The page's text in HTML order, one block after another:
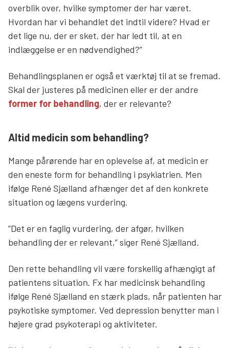
overblik over, hvilke symptomer der har været.
Hvordan har vi behandlet det indtil videre? Hvad er
det lige nu, der er sket, der har ledt til, at en
indlæggelse er en nødvendighed?”
Behandlingsplanen er også et værktøj til at se fremad.
Skal der justeres på medicinen eller er der andre
former for behandling, der er relevante?
Altid medicin som behandling?
Mange pårørende har en oplevelse af, at medicin er
den eneste form for behandling i psykiatrien. Men
ifølge René Sjælland afhænger det af den konkrete
situation og lægens vurdering.
”Det er en faglig vurdering, der afgør, hvilken
behandling der er relevant,” siger René Sjælland.
Den rette behandling vil være forskellig afhængigt af
patientens situation. Fx har medicinsk behandling
ifølge René Sjælland en stærk plads, når patienten har
psykotiske symptomer. Ved depression benytter man i
højere grad psykoterapi og aktiviteter.